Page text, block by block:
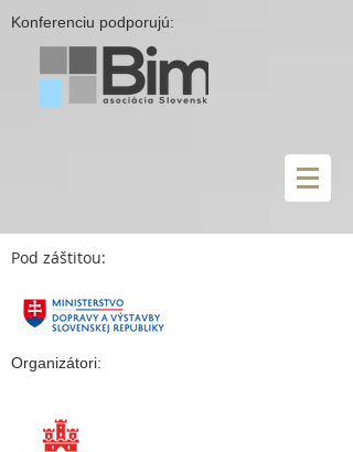
Konferenciu podporujú:
Pod záštitou:
Organizátori: